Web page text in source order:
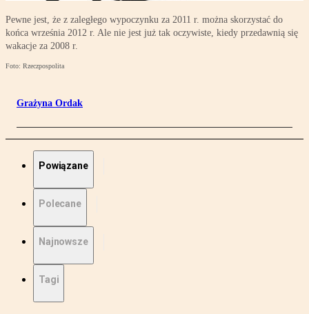
Pewne jest, że z zaległego wypoczynku za 2011 r. można skorzystać do
końca września 2012 r. Ale nie jest już tak oczywiste, kiedy przedawnią się
wakacje za 2008 r.
Foto: Rzeczpospolita
Grażyna Ordak
Powiązane
Polecane
Najnowsze
Tagi